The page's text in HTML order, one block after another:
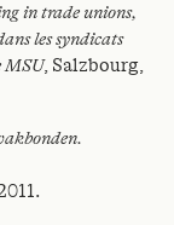
in trade unions,
les syndicats
MSU, Salzbourg,